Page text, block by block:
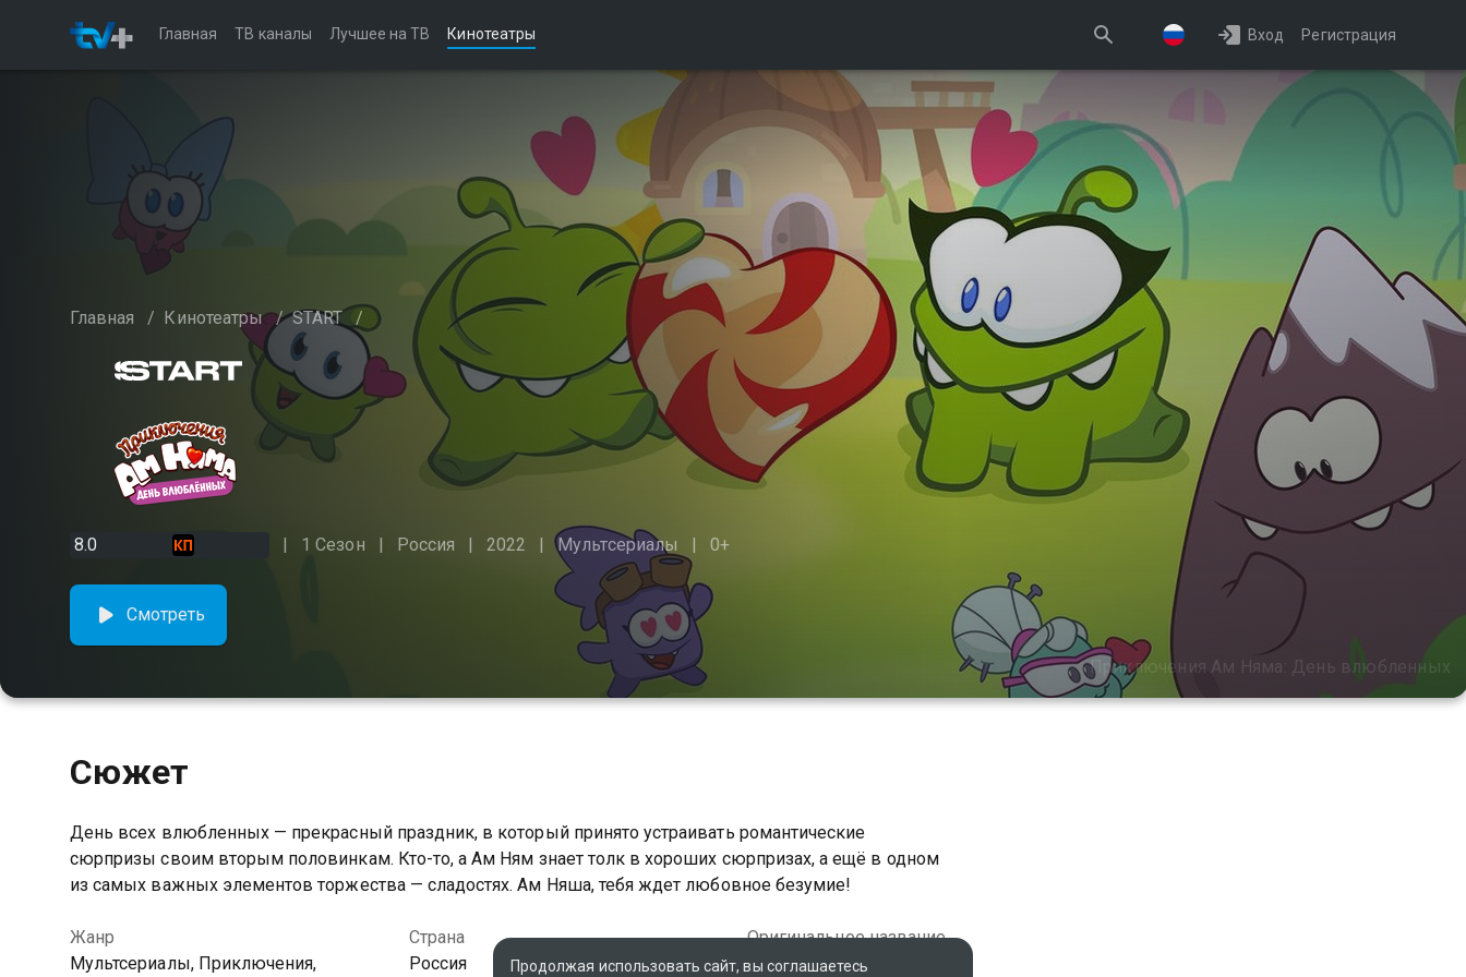
Главная ТВ каналы Лучшее на ТВ Кинотеатры Вход Регистрация
Главная / Кинотеатры / START /
8.0 1 Сезон Россия 2022 Мультсериалы 0+
Приключения Ам Няма: День влюбленных
Смотреть
Сюжет
День всех влюбленных — прекрасный праздник, в который принято устраивать романтические
сюрпризы своим вторым половинкам. Кто-то, а Ам Ням знает толк в хороших сюрпризах, а ещё в одном
из самых важных элементов торжества — сладостях. Ам Няша, тебя ждет любовное безумие!
Жанр
Мультсериалы, Приключения,
Страна
Россия
Оригинальное название
Cut the Rope
Продолжая использовать сайт, вы соглашаетесь